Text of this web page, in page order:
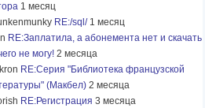
1 месяц
RE:/sql/ 1 месяц
RE:Заплатила, а абонемента нет и скачать
не могу! 2 месяца
RE:Серия "Библиотека французской
(Макбел) 2 месяца
RE:Регистрация 3 месяца